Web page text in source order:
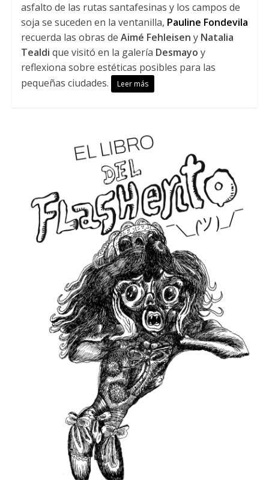
asfalto de las rutas santafesinas y los campos de
soja se suceden en la ventanilla, Pauline Fondevila
recuerda las obras de Aimé Fehleisen y Natalia
Tealdi que visitó en la galería Desmayo y
reflexiona sobre estéticas posibles para las
pequeñas ciudades.
Leer más